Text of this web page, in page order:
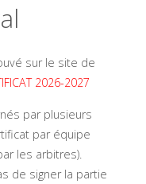
sur le site de
2026-2027
par plusieurs
par équipe
les arbitres).
de signer la partie